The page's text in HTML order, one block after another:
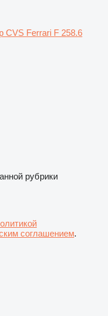
CVS Ferrari F 258.6
рубрики
соглашением.